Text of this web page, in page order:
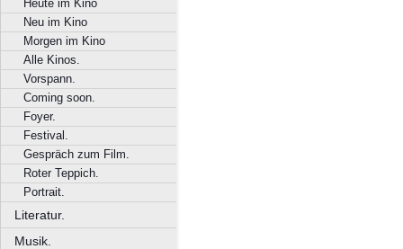
Heute im Kino
Neu im Kino
Morgen im Kino
Alle Kinos.
Vorspann.
Coming soon.
Foyer.
Festival.
Gespräch zum Film.
Roter Teppich.
Portrait.
Literatur.
Musik.